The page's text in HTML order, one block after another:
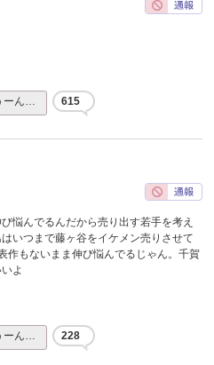
ーん… 615
悩んでるんだから売り出す若手を考え
いつまで藤ヶ谷をイケメン売りさせて
作もないまま伸び悩んでるじゃん。千賀
よ
ーん… 228